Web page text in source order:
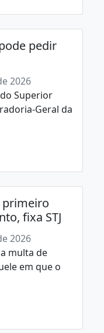
pedir
2026
Superior
Geral da
primeiro
fixa STJ
2026
multa de
em que o